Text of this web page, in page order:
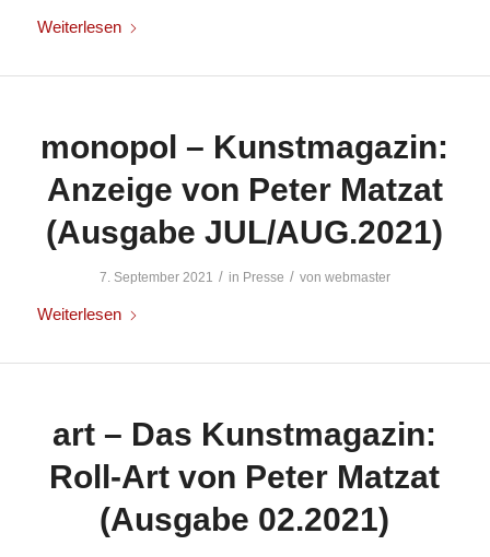
Weiterlesen
monopol – Kunstmagazin:
Anzeige von Peter Matzat
(Ausgabe JUL/AUG.2021)
7. September 2021 / in Presse / von webmaster
Weiterlesen
art – Das Kunstmagazin:
Roll-Art von Peter Matzat
(Ausgabe 02.2021)